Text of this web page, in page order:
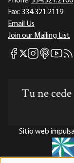
Fax: 334.321.2119
Email Us
Join our Mailing List
Mises Facebook
Mises X
MisesMises itunes
Mises
Tu ne
Sitio web